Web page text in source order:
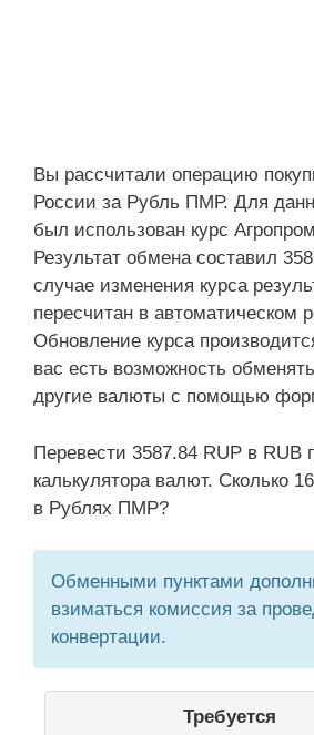
Вы рассчитали операцию
России за Рубль ПМР. Для
был использован курс
Результат обмена составил
случае изменения курса
пересчитан в автоматическом
Обновление курса
вас есть возможность
другие валюты с помощью
Перевести 3587.84 RUP в RUB
калькулятора валют. Сколько
в Рублях ПМР?
Обменными пунктами
взиматься комиссия за
конвертации.
Требуется